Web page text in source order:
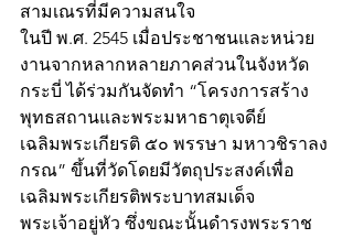
สามเณรที่มีความสนใจ
ในปี พ.ศ. 2545 เมื่อประชาชนและหน่วย
งานจากหลากหลายภาคส่วนในจังหวัด
กระบี่ ได้ร่วมกันจัดทำ “โครงการสร้าง
พุทธสถานและพระมหาธาตุเจดีย์
เฉลิมพระเกียรติ ๕๐ พรรษา มหาวชิราลง
กรณ” ขึ้นที่วัดโดยมีวัตถุประสงค์เพื่อ
เฉลิมพระเกียรติพระบาทสมเด็จ
พระเจ้าอยู่หัว ซึ่งขณะนั้นดำรงพระราช